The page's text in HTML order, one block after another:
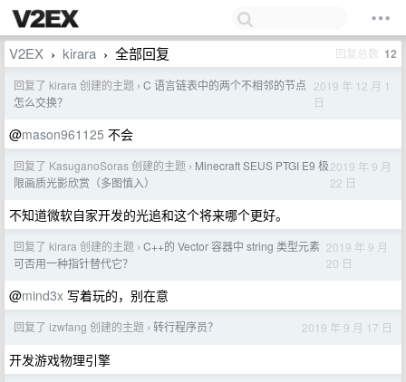
V2EX › kirara › 全部回复 回复总数 12
回复了 kirara 创建的主题 › C 语言链表中的两个不相邻的节点
怎么交换？
2019 年 12 月 1
日
@mason961125 不会
回复了 KasuganoSoras 创建的主题 › Minecraft SEUS PTGI E9 极
限画质光影欣赏（多图慎入）
2019 年 9 月
22 日
不知道微软自家开发的光追和这个将来哪个更好。
回复了 kirara 创建的主题 › C++的 Vector 容器中 string 类型元素
可否用一种指针替代它？
2019 年 9 月
20 日
@mind3x 写着玩的，别在意
回复了 izwfang 创建的主题 › 转行程序员？ 2019 年 9 月 17 日
开发游戏物理引擎